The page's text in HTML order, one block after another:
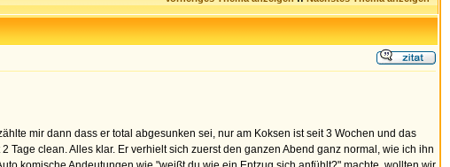
mir dann dass er total abgesunken sei, nur am Koksen ist seit 3 Wochen und das
clean. Alles klar. Er verhielt sich zuerst den ganzen Abend ganz normal, wie ich ihn